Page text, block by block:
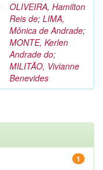
OLIVEIRA, Hamilton
Reis de; LIMA,
Mônica de Andrade;
MONTE, Kerlen
Andrade do;
MILITÃO, Vivianne
Benevides
1